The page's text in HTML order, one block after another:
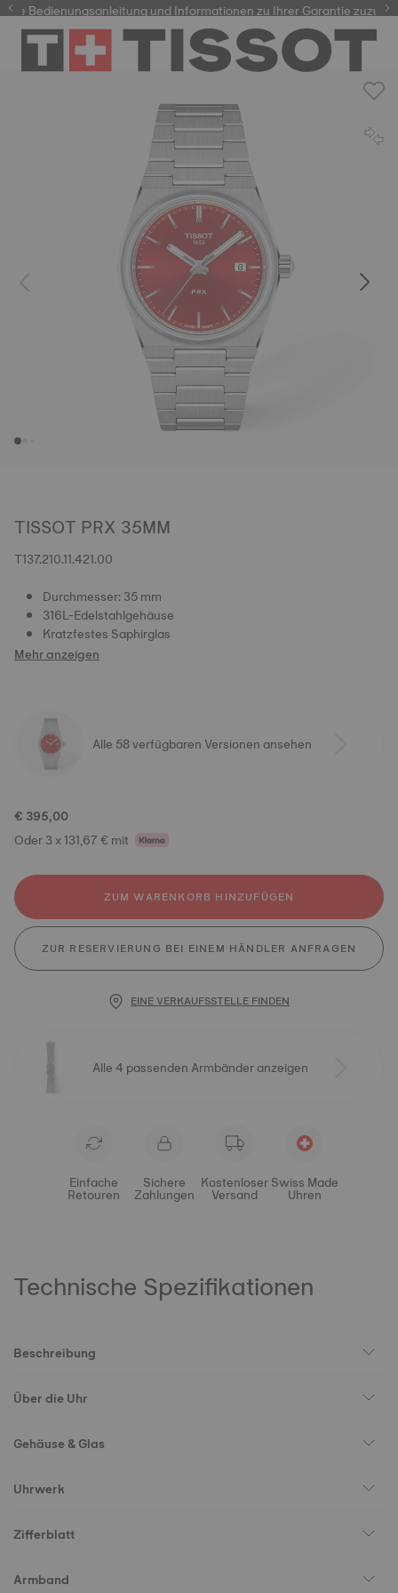
Bedienungsanleitung und Informationen zu Ihrer Garantie
TISSOT PRX 35MM
T137.210.11.421.00
Durchmesser: 35 mm
316L-Edelstahlgehäuse
Kratzfestes Saphirglas
Mehr anzeigen
Alle 58 verfügbaren Versionen ansehen
€ 395,00
Oder 3 x 131,67 € mit
ZUM WARENKORB HINZUFÜGEN
ZUR RESERVIERUNG BEI EINEM HÄNDLER ANFRAGEN
EINE VERKAUFSSTELLE FINDEN
Alle 4 passenden Armbänder anzeigen
Einfache
Retouren
Sichere
Zahlungen
Kostenloser
Versand
Swiss Made
Uhren
Technische Spezifikationen
Beschreibung
Über die Uhr
Gehäuse & Glas
Uhrwerk
Zifferblatt
Armband